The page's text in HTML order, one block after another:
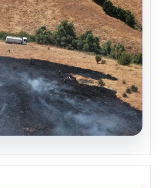
alandan ormana
söndürüldü